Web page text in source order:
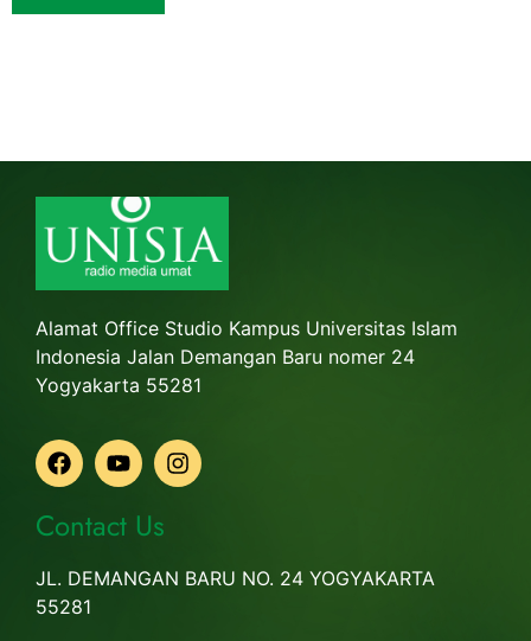
Alamat Office Studio Kampus Universitas Islam
Indonesia Jalan Demangan Baru nomer 24
Yogyakarta 55281
Contact Us
JL. DEMANGAN BARU NO. 24 YOGYAKARTA
55281